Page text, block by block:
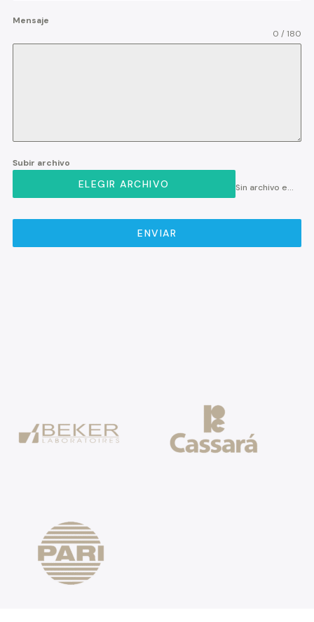
Mensaje
0 / 180
Subir archivo
ELEGIR ARCHIVO Sin archivo elegido
ENVIAR